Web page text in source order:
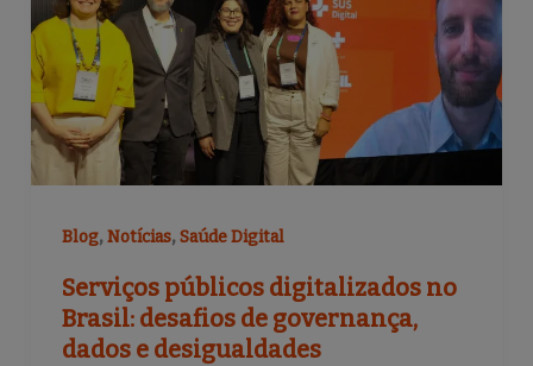
Blog,Notícias,Saúde Digital
Serviços públicos digitalizados no
Brasil: desafios de governança,
dados e desigualdades